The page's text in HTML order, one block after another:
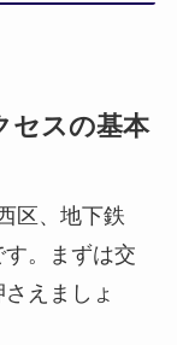
セスの基本
区、地下鉄
す。まずは交
えましょ